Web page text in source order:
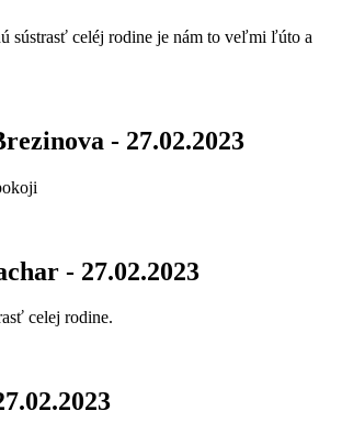
sústrasť celéj rodine je nám to veľmi ľúto a
- 27.02.2023
- 27.02.2023
celej rodine.